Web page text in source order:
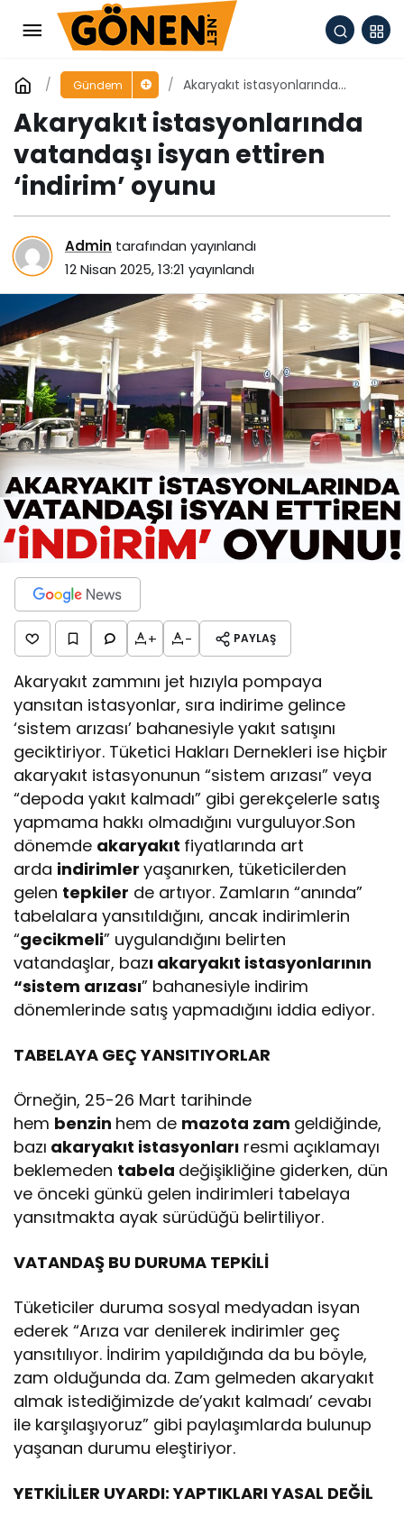
Gündem
Akaryakıt istasyonlarında
oyunu
Akaryakıt istasyonlarında
vatandaşı isyan ettiren
‘indirim’ oyunu
Admin tarafından yayınlandı
12 Nisan 2025, 13:21 yayınlandı
+ - PAYLAŞ
Akaryakıt zammını jet hızıyla pompaya
yansıtan istasyonlar, sıra indirime gelince
‘sistem arızası’ bahanesiyle yakıt satışını
geciktiriyor. Tüketici Hakları Dernekleri ise hiçbir
akaryakıt istasyonunun “sistem arızası” veya
“depoda yakıt kalmadı” gibi gerekçelerle satış
yapmama hakkı olmadığını vurguluyor.Son
dönemde akaryakıt fiyatlarında art
arda indirimleryaşanırken, tüketicilerden
gelen tepkiler de artıyor. Zamların “anında”
tabelalara yansıtıldığını, ancak indirimlerin
“gecikmeli” uygulandığını belirten
vatandaşlar, bazı akaryakıt istasyonlarının
“sistem arızası” bahanesiyle indirim
dönemlerinde satış yapmadığını iddia ediyor.
TABELAYA GEÇ YANSITIYORLAR
Örneğin, 25-26 Mart tarihinde
hem benzin hem de mazota zam geldiğinde,
bazı akaryakıt istasyonları resmi açıklamayı
beklemeden tabela değişikliğine giderken, dün
ve önceki günkü gelen indirimleri tabelaya
yansıtmakta ayak sürüdüğü belirtiliyor.
VATANDAŞ BU DURUMA TEPKİLİ
Tüketiciler duruma sosyal medyadan isyan
ederek “Arıza var denilerek indirimler geç
yansıtılıyor. İndirim yapıldığında da bu böyle,
zam olduğunda da. Zam gelmeden akaryakıt
almak istediğimizde de’yakıt kalmadı’ cevabı
ile karşılaşıyoruz” gibi paylaşımlarda bulunup
yaşanan durumu eleştiriyor.
YETKİLİLER UYARDI: YAPTIKLARI YASAL DEĞİL